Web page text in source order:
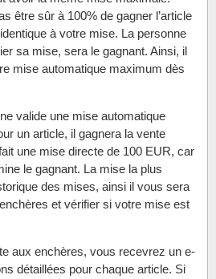
être sûr à 100% de gagner l’article
à votre mise. La personne
sa mise, sera le gagnant. Ainsi, il
mise automatique maximum dès
valide une mise automatique
un article, il gagnera la vente
une mise directe de 100 EUR, car
le gagnant. La mise la plus
des mises, ainsi il vous sera
et vérifier si votre mise est
aux enchères, vous recevrez un e-
détaillées pour chaque article. Si